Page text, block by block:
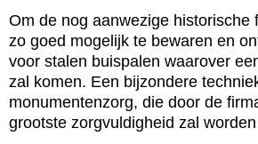
Om de nog aanwezige historische
zo goed mogelijk te bewaren en
voor stalen buispalen waarover
zal komen. Een bijzondere
monumentenzorg, die door de
grootste zorgvuldigheid zal